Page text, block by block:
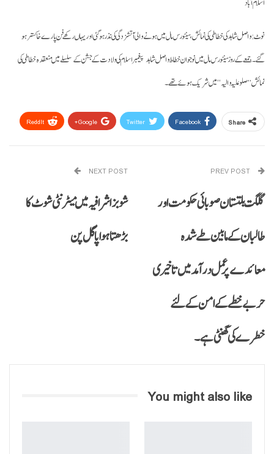
نوٹ: واصل شاہد کی خطاطی کی نمائش، سینٹورس مال میں ہونے والی آتشزدگی کی نذر ہو گئی اور یہاں رکھے فن پارے خاکستر ہو
گئے۔ جمعے کے روز سینٹورس مال میں نوجوان خطاط واصل شاہد پیغمبر اسلام کی ولادت کے جشن کے سلسلے میں منعقدہ خطاطی کی
نمائش ’’صلوعلیہ والیہ‘‘ میں شریک ہوئے تھے۔
Share
Facebook
Twitter
Google+
ReddIt
گلگت بلتستان صوبائی حکومت اور
طالبان کے مابین طےشدہ
معائدے پر عمل درآمد میں تاخیری
حربے خطے کے امن کے لئے
خطرے کی گھنٹی ہے۔
NEXT POST
شوبز اشرافیہ میں میٹرنٹی شوٹ کا
بڑھتا ہوا پاگل پن
You might also like